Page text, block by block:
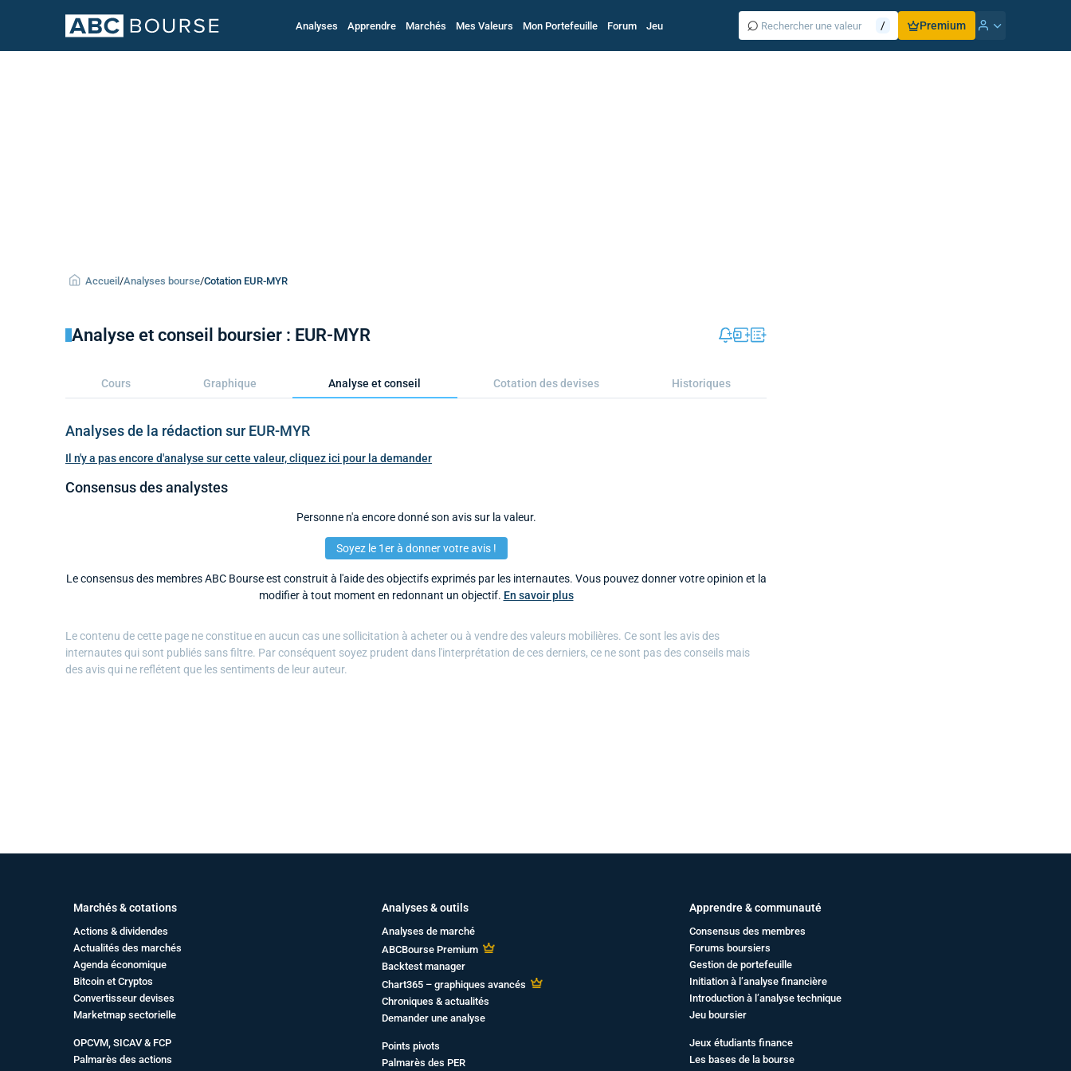
Analyses Apprendre Marchés Mes Valeurs Mon Portefeuille Forum Jeu ⌕ / Premium
Accueil /Analyses bourse/Cotation EUR-MYR
Analyse et conseil boursier : EUR-MYR
Cours Graphique Analyse et conseil Cotation des devises Historiques
Analyses de la rédaction sur EUR-MYR
Il n'y a pas encore d'analyse sur cette valeur, cliquez ici pour la demander
Consensus des analystes
Personne n'a encore donné son avis sur la valeur.
Soyez le 1er à donner votre avis !
Le consensus des membres ABC Bourse est construit à l'aide des objectifs exprimés par les internautes. Vous pouvez donner votre opinion et la
modifier à tout moment en redonnant un objectif. En savoir plus
Le contenu de cette page ne constitue en aucun cas une sollicitation à acheter ou à vendre des valeurs mobilières. Ce sont les avis des
internautes qui sont publiés sans filtre. Par conséquent soyez prudent dans l'interprétation de ces derniers, ce ne sont pas des conseils mais
des avis qui ne reflétent que les sentiments de leur auteur.
Marchés & cotations
Actions & dividendes
Actualités des marchés
Agenda économique
Bitcoin et Cryptos
Convertisseur devises
Marketmap sectorielle
OPCVM, SICAV & FCP
Palmarès des actions
Analyses & outils
Analyses de marché
ABCBourse Premium
Backtest manager
Chart365 – graphiques avancés
Chroniques & actualités
Demander une analyse
Points pivots
Palmarès des PER
Apprendre & communauté
Consensus des membres
Forums boursiers
Gestion de portefeuille
Initiation à l’analyse financière
Introduction à l’analyse technique
Jeu boursier
Jeux étudiants finance
Les bases de la bourse